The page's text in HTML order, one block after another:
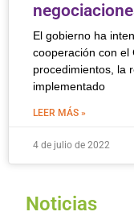
El gobierno ha
cooperación con el
procedimientos, la
implementado
LEER MÁS »
4 de julio de 2022
Noticias